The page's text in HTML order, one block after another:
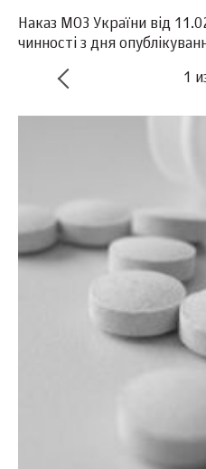
Наказ МОЗ України від
чинності з дня
1